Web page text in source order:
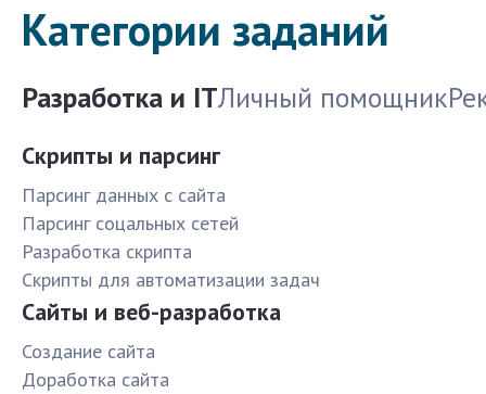
Категории заданий
Разработка и ITЛичный помощник
Скрипты и парсинг
Парсинг данных с сайта
Парсинг соцальных сетей
Разработка скрипта
Скрипты для автоматизации задач
Сайты и веб-разработка
Создание сайта
Доработка сайта